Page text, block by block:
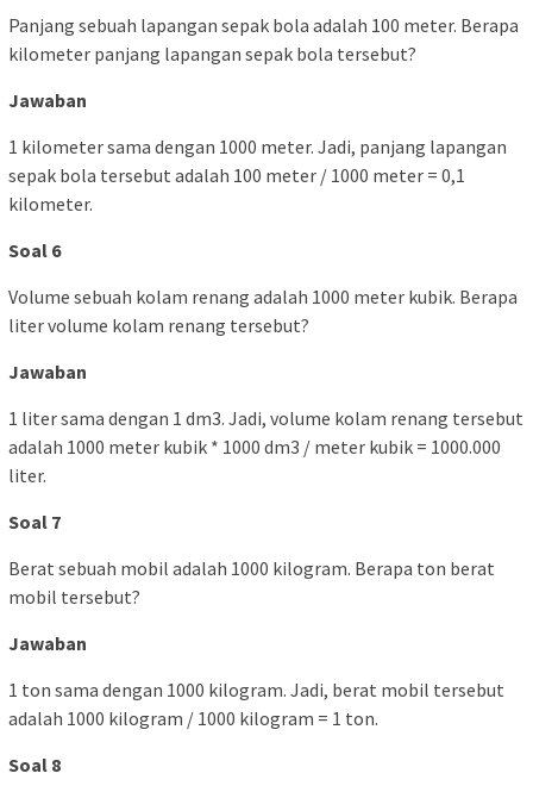
Panjang sebuah lapangan sepak bola adalah 100 meter. Berapa
kilometer panjang lapangan sepak bola tersebut?
Jawaban
1 kilometer sama dengan 1000 meter. Jadi, panjang lapangan
sepak bola tersebut adalah 100 meter / 1000 meter = 0,1
kilometer.
Soal 6
Volume sebuah kolam renang adalah 1000 meter kubik. Berapa
liter volume kolam renang tersebut?
Jawaban
1 liter sama dengan 1 dm3. Jadi, volume kolam renang tersebut
adalah 1000 meter kubik * 1000 dm3 / meter kubik = 1000.000
liter.
Soal 7
Berat sebuah mobil adalah 1000 kilogram. Berapa ton berat
mobil tersebut?
Jawaban
1 ton sama dengan 1000 kilogram. Jadi, berat mobil tersebut
adalah 1000 kilogram / 1000 kilogram = 1 ton.
Soal 8